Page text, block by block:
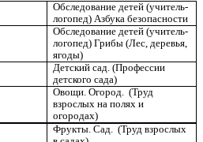
Обследование детей (учитель-
логопед) Азбука безопасности
Обследование детей (учитель-
логопед) Грибы (Лес, деревья,
ягоды)
Детский сад. (Профессии
детского сада)
Овощи. Огород. (Труд
взрослых на полях и
огородах)
Фрукты. Сад. (Труд взрослых